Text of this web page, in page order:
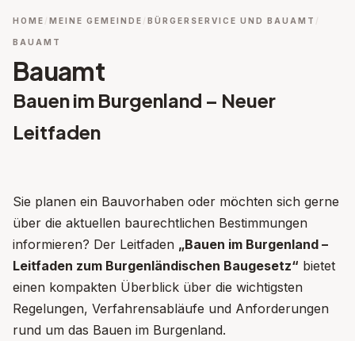
HOME MEINE GEMEINDE BÜRGERSERVICE UND BAUAMT
BAUAMT
Bauamt
Bauen im Burgenland – Neuer
Leitfaden
Sie planen ein Bauvorhaben oder möchten sich gerne
über die aktuellen baurechtlichen Bestimmungen
informieren? Der Leitfaden „Bauen im Burgenland –
Leitfaden zum Burgenländischen Baugesetz“ bietet
einen kompakten Überblick über die wichtigsten
Regelungen, Verfahrensabläufe und Anforderungen
rund um das Bauen im Burgenland.